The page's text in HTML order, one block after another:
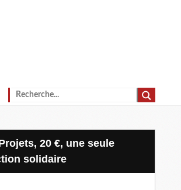
solidaire